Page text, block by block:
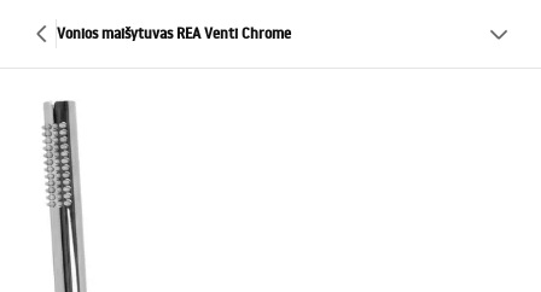
Vonios maišytuvas REA Venti Chrome